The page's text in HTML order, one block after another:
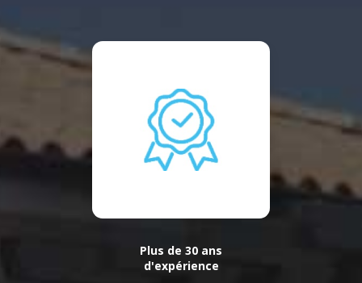
Plus de 30 ans
d'expérience